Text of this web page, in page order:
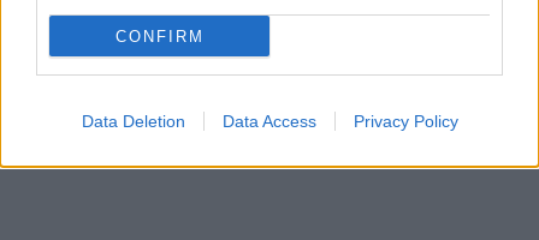
CONFIRM
Data Deletion Data Access Privacy Policy